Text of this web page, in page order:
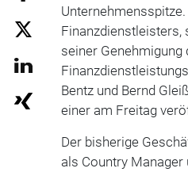
Finanzdienstleisters,
seiner
Bentz und Bernd
einer am Freitag
Der bisherige
als Country